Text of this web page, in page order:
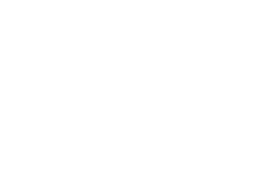
Corteza de Tierra
Formal hombre galera y